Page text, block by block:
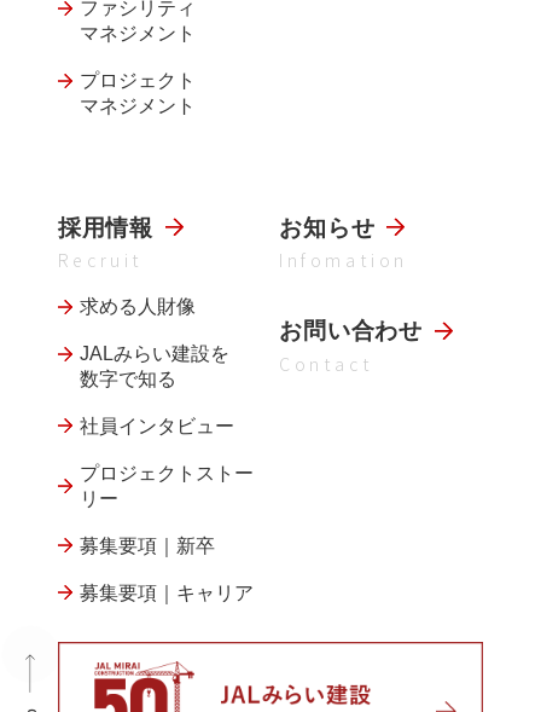
ファシリティ
マネジメント
プロジェクト
マネジメント
採用情報
Recruit
求める人財像
JALみらい建設を
数字で知る
社員インタビュー
プロジェクトストー
リー
募集要項｜新卒
募集要項｜キャリア
お知らせ
Infomation
お問い合わせ
Contact